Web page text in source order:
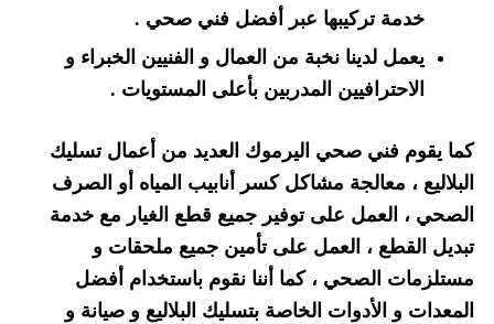
خدمة تركيبها عبر أفضل فني صحي .
يعمل لدينا نخبة من العمال و الفنيين الخبراء و
الاحترافيين المدربين بأعلى المستويات .
كما يقوم فني صحي اليرموك العديد من أعمال تسليك
البلاليع ، معالجة مشاكل كسر أنابيب المياه أو الصرف
الصحي ، العمل على توفير جميع قطع الغيار مع خدمة
تبديل القطع ، العمل على تأمين جميع ملحقات و
مستلزمات الصحي ، كما أننا نقوم باستخدام أفضل
المعدات و الأدوات الخاصة بتسليك البلاليع و صيانة و